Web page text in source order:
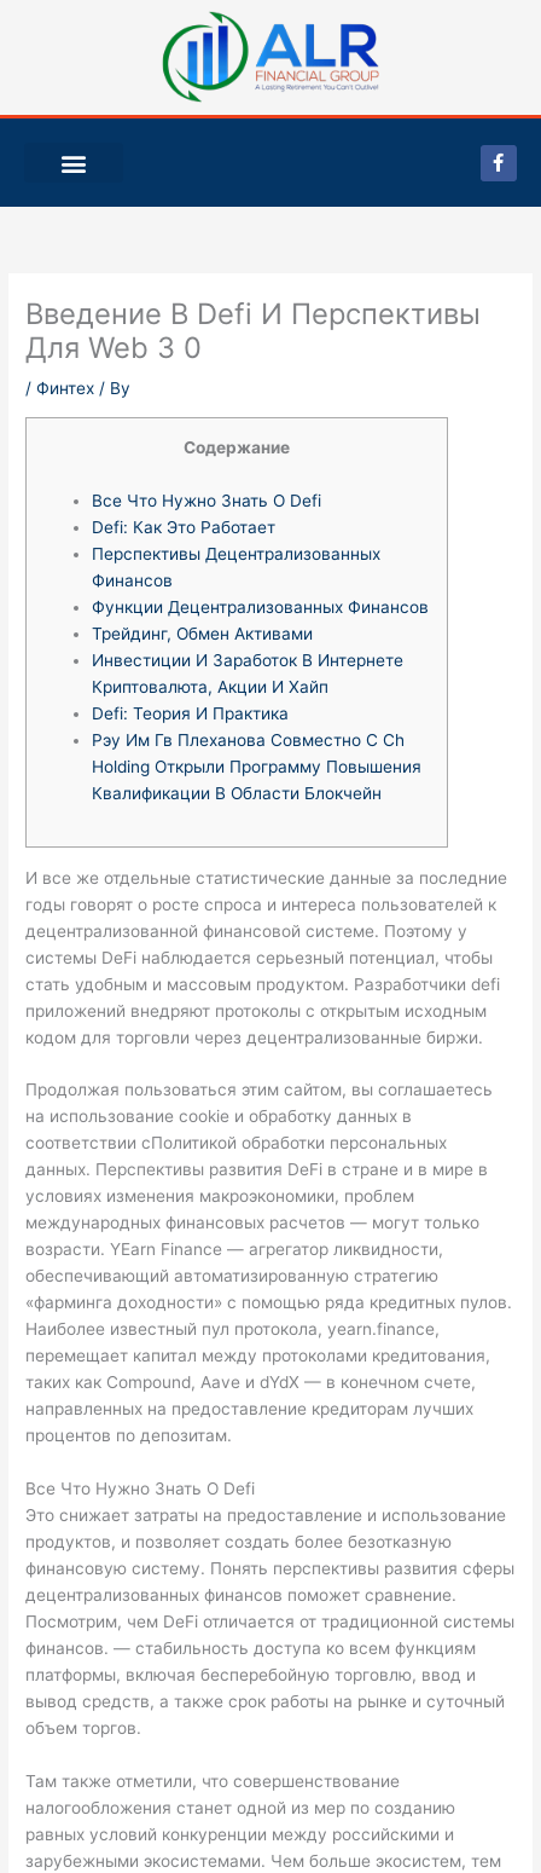
F
a
c
e
Введение В Defi И Перспективы
Для Web 3 0
/Финтех / By
Содержание
Все Что Нужно Знать О Defi
Defi: Как Это Работает
Перспективы Децентрализованных
Финансов
Функции Децентрализованных Финансов
Трейдинг, Обмен Активами
Инвестиции И Заработок В Интернете
Криптовалюта, Акции И Хайп
Defi: Теория И Практика
Рэу Им Гв Плеханова Совместно С Ch
Holding Открыли Программу Повышения
Квалификации В Области Блокчейн
И все же отдельные статистические данные за последние
годы говорят о росте спроса и интереса пользователей к
децентрализованной финансовой системе. Поэтому у
системы DeFi наблюдается серьезный потенциал, чтобы
стать удобным и массовым продуктом. Разработчики defi
приложений внедряют протоколы с открытым исходным
кодом для торговли через децентрализованные биржи.
Продолжая пользоваться этим сайтом, вы соглашаетесь
на использование cookie и обработку данных в
соответствии сПолитикой обработки персональных
данных. Перспективы развития DeFi в стране и в мире в
условиях изменения макроэкономики, проблем
международных финансовых расчетов — могут только
возрасти. YEarn Finance — агрегатор ликвидности,
обеспечивающий автоматизированную стратегию
«фарминга доходности» с помощью ряда кредитных пулов.
Наиболее известный пул протокола, yearn.finance,
перемещает капитал между протоколами кредитования,
таких как Compound, Aave и dYdX — в конечном счете,
направленных на предоставление кредиторам лучших
процентов по депозитам.
Все Что Нужно Знать О Defi
Это снижает затраты на предоставление и использование
продуктов, и позволяет создать более безотказную
финансовую систему. Понять перспективы развития сферы
децентрализованных финансов поможет сравнение.
Посмотрим, чем DeFi отличается от традиционной системы
финансов. — стабильность доступа ко всем функциям
платформы, включая бесперебойную торговлю, ввод и
вывод средств, а также срок работы на рынке и суточный
объем торгов.
Там также отметили, что совершенствование
налогообложения станет одной из мер по созданию
равных условий конкуренции между российскими и
зарубежными экосистемами. Чем больше экосистем, тем